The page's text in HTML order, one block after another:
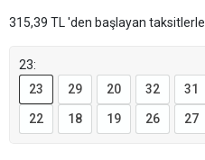
315,39 TL 'den başlayan taksitlerle
23:
23
29 20 32 31
22 18 19 26 27